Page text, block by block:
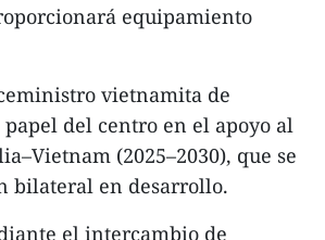
equipamiento
vietnamita de
papel del centro en el apoyo al
(2025–2030), que se
bilateral en desarrollo.
el intercambio de